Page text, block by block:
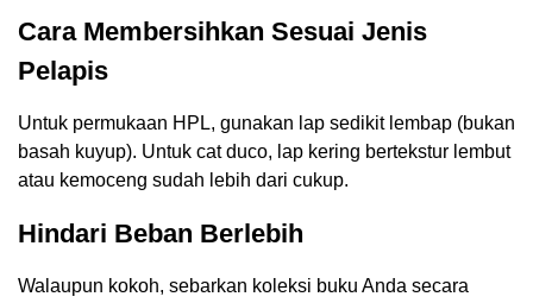
Cara Membersihkan Sesuai Jenis
Pelapis
Untuk permukaan HPL, gunakan lap sedikit lembap (bukan
basah kuyup). Untuk cat duco, lap kering bertekstur lembut
atau kemoceng sudah lebih dari cukup.
Hindari Beban Berlebih
Walaupun kokoh, sebarkan koleksi buku Anda secara